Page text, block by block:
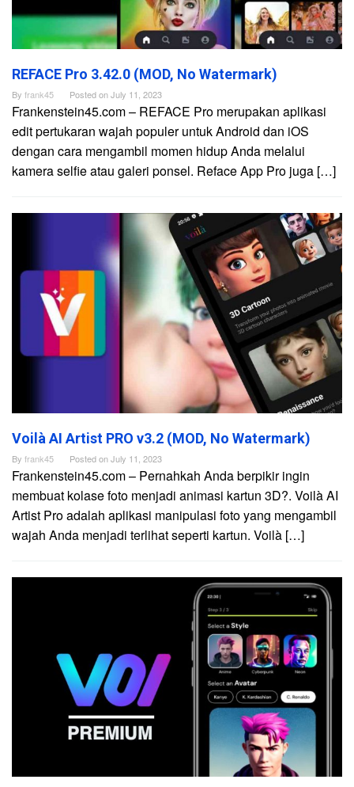
REFACE Pro 3.42.0 (MOD, No Watermark)
By frank45 Posted onJuly 11, 2023
Frankenstein45.com – REFACE Pro merupakan aplikasi
edit pertukaran wajah populer untuk Android dan iOS
dengan cara mengambil momen hidup Anda melalui
kamera selfie atau galeri ponsel. Reface App Pro juga […]
Voilà AI Artist PRO v3.2 (MOD, No Watermark)
By frank45 Posted onJuly 11, 2023
Frankenstein45.com – Pernahkah Anda berpikir ingin
membuat kolase foto menjadi animasi kartun 3D?. Voilà AI
Artist Pro adalah aplikasi manipulasi foto yang mengambil
wajah Anda menjadi terlihat seperti kartun. Voilà […]